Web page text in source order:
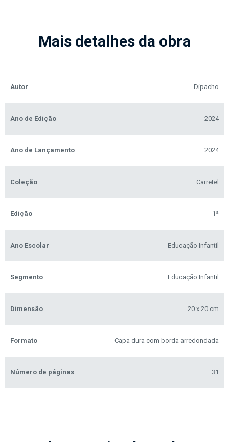
Mais detalhes da obra
Autor Dipacho
Ano de Edição 2024
Ano de Lançamento 2024
Coleção Carretel
Edição 1ª
Ano Escolar Educação Infantil
Segmento Educação Infantil
Dimensão 20 x 20 cm
Formato Capa dura com borda arredondada
Número de páginas 31